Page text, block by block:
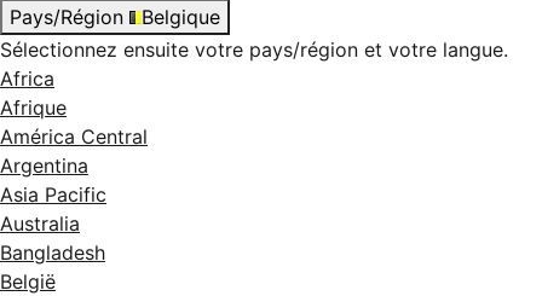
Pays/Région
Belgique
Sélectionnez ensuite votre pays/région et votre langue.
Africa
Afrique
América Central
Argentina
Asia Pacific
Australia
Bangladesh
België